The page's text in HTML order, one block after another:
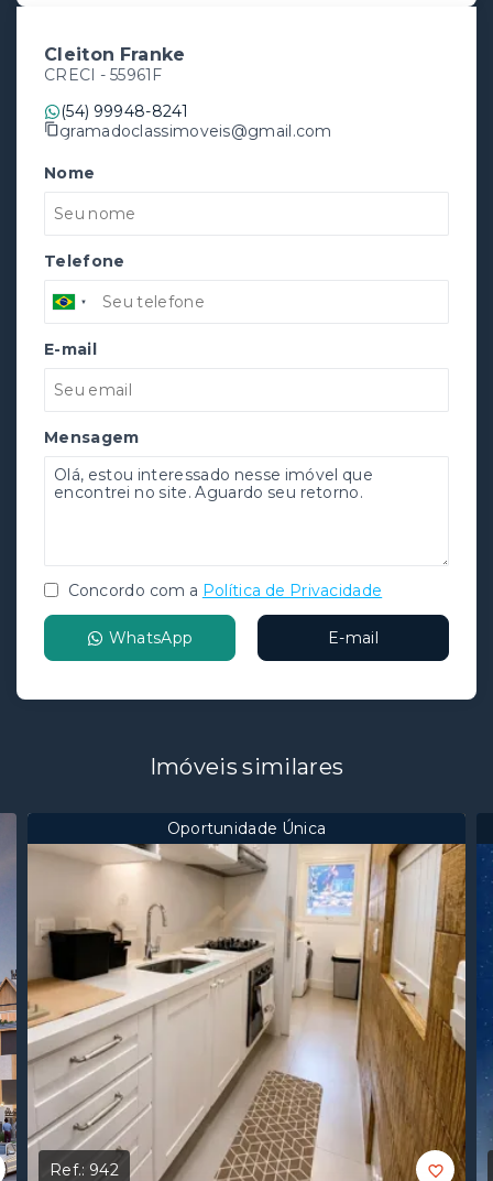
Cleiton Franke
CRECI - 55961F
(54) 99948-8241
gramadoclassimoveis@gmail.com
Nome
Telefone
E-mail
Mensagem
Concordo com a Política de Privacidade
WhatsApp E-mail
Imóveis similares
Oportunidade Única
Ref.: 942